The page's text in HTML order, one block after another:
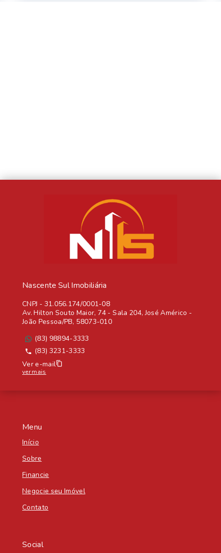
Menu
Início
Sobre
Financie
Negocie seu Imóvel
Contato
Social
Nascente Sul Imobiliária
CNPJ - 31.056.174/0001-08
Av. Hilton Souto Maior, 74 - Sala 204, José Américo -
João Pessoa/PB, 58073-010
(83) 98894-3333
(83) 3231-3333
Ver e-mail
ver mais